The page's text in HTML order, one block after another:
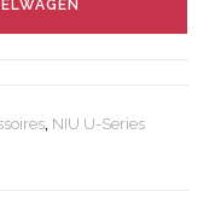
, NIU U-Series